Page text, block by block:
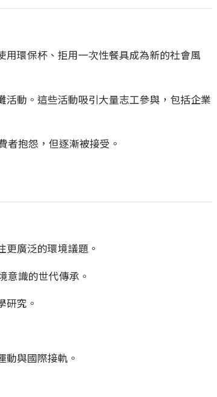
環保杯、拒用一次性餐具成為新的社會風
動。這些活動吸引大量志工參與，包括企業
抱怨，但逐漸被接受。
廣泛的環境議題。
意識的世代傳承。
研究。
與國際接軌。